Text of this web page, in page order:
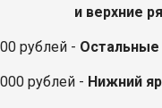
и верхние ряды
рублей - Остальные
рублей - Нижний